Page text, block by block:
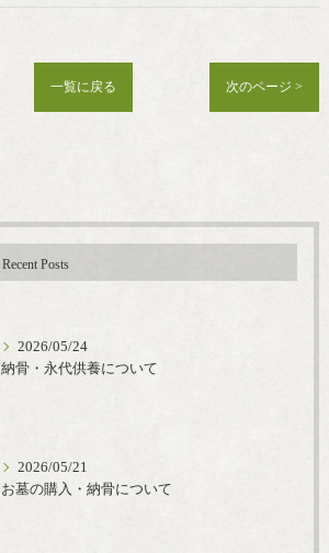
一覧に戻る 次のページ >
Recent Posts
2026/05/24
納骨・永代供養について
2026/05/21
お墓の購入・納骨について